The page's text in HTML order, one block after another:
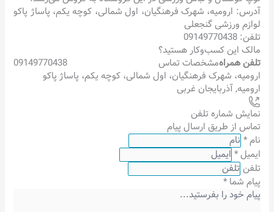
آدرس: ارومیه، شهرک فرهنگیان، اول شمالی، کوچه یکم، پاساژ پاکو
لوازم ورزشی گنجعلی
تلفن: 09149770438
مالک این کسب‌وکار هستید؟
تلفن همراه
09149770438
مشخصات تماس
ارومیه، شهرک فرهنگیان، اول شمالی، کوچه یکم، پاساژ پاکو
ارومیه,آذربایجان غربی
نمایش شماره تلفن
تماس از طریق ارسال پیام
نام*
ایمیل*
تلفن
پیام شما*